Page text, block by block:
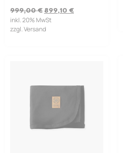
999,00€ 899,10 €
inkl. 20% MwSt
zzgl. Versand